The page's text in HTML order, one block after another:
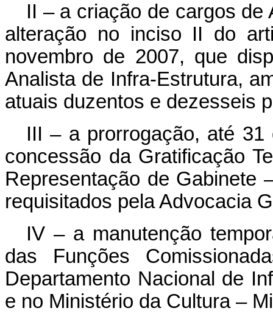
II – a criação de cargos de
alteração no inciso II do
novembro de 2007, que
Analista de Infra-Estrutura,
atuais duzentos e dezesseis
III – a prorrogação, até
concessão da Gratificação
Representação de Gabinete
requisitados pela Advocacia
IV – a manutenção
das Funções
Departamento Nacional de
e no Ministério da Cultura –